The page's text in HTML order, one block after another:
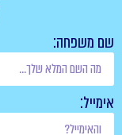
שם משפחה:
אימייל: